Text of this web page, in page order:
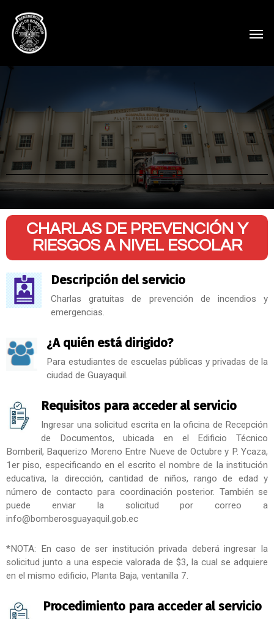
CHARLAS DE PREVENCIÓN Y
RIESGOS A NIVEL ESCOLAR
Descripción del servicio
Charlas gratuitas de prevención de incendios y
emergencias.
¿A quién está dirigido?
Para estudiantes de escuelas públicas y privadas de la
ciudad de Guayaquil.
Requisitos para acceder al servicio
Ingresar una solicitud escrita en la oficina de Recepción
de Documentos, ubicada en el Edificio Técnico
Bomberil, Baquerizo Moreno Entre Nueve de Octubre y P. Ycaza,
1er piso, especificando en el escrito el nombre de la institución
educativa, la dirección, cantidad de niños, rango de edad y
número de contacto para coordinación posterior. También se
puede enviar la solicitud por correo a
info@bomberosguayaquil.gob.ec
*NOTA: En caso de ser institución privada deberá ingresar la
solicitud junto a una especie valorada de $3, la cual se adquiere
en el mismo edificio, Planta Baja, ventanilla 7.
Procedimiento para acceder al servicio